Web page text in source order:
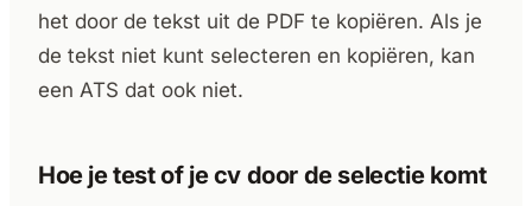
het door de tekst uit de PDF te kopiëren. Als je
de tekst niet kunt selecteren en kopiëren, kan
een ATS dat ook niet.
Hoe je test of je cv door de selectie komt